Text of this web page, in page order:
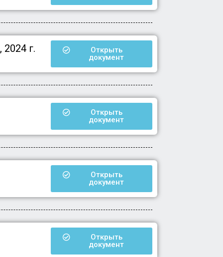
г.
Открыть
документ
Открыть
документ
Открыть
документ
Открыть
документ